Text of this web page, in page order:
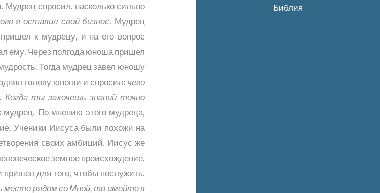
Библия
спросил, насколько сильно
я оставил свой бизнес. Мудрец
к мудрецу, и на его вопрос
ему. Через полгода юноша пришел
Тогда мудрец завел юношу
голову юноши и спросил: чего
Когда ты захочешь знаний точно
По мнению этого мудреца,
Ученики Иисуса были похожи на
своих амбиций. Иисус же
земное происхождение,
для того, чтобы послужить.
место рядом со Мной, то имейте в